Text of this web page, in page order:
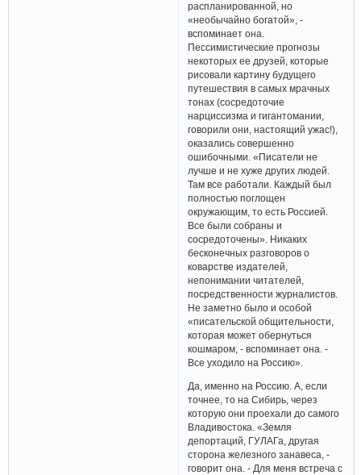
распланированной, но
«необычайно богатой», -
вспоминает она.
Пессимистические прогнозы
некоторых ее друзей, которые
рисовали картину будущего
путешествия в самых мрачных
тонах (сосредоточие
нарциссизма и гигантомании,
говорили они, настоящий ужас!),
оказались совершенно
ошибочными. «Писатели не
лучше и не хуже других людей.
Там все работали. Каждый был
полностью поглощен
окружающим, то есть Россией.
Все были собраны и
сосредоточены». Никаких
бесконечных разговоров о
коварстве издателей,
непонимании читателей,
посредственности журналистов.
Не заметно было и особой
«писательской общительности,
которая может обернуться
кошмаром, - вспоминает она. -
Все уходило на Россию».
Да, именно на Россию. А, если
точнее, то на Сибирь, через
которую они проехали до самого
Владивостока. «Земля
депортаций, ГУЛАГа, другая
сторона железного занавеса, -
говорит она. - Для меня встреча с